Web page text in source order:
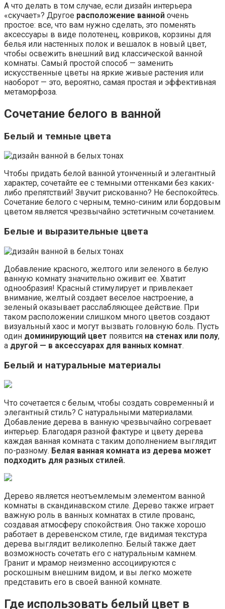
А что делать в том случае, если дизайн интерьера
«скучает»? Другое расположение ванной очень
простое: все, что вам нужно сделать, это поменять
аксессуары в виде полотенец, ковриков, корзины для
белья или настенных полок и вешалок в новый цвет,
чтобы освежить внешний вид классической ванной
комнаты. Самый простой способ — заменить
искусственные цветы на яркие живые растения или
наоборот — это, вероятно, самая простая и эффективная
метаморфоза.
Сочетание белого в ванной
Белый и темные цвета
Чтобы придать белой ванной утонченный и элегантный
характер, сочетайте ее с темными оттенками без каких-
либо препятствий! Звучит рискованно? Не беспокойтесь.
Сочетание белого с черным, темно-синим или бордовым
цветом является чрезвычайно эстетичным сочетанием.
Белые и выразительные цвета
Добавление красного, желтого или зеленого в белую
ванную комнату значительно оживит ее. Хватит
однообразия! Красный стимулирует и привлекает
внимание, желтый создает веселое настроение, а
зеленый оказывает расслабляющее действие. При
таком расположении слишком много цветов создают
визуальный хаос и могут вызвать головную боль. Пусть
один доминирующий цвет появится на стенах или полу,
а другой — в аксессуарах для ванных комнат.
Белый и натуральные материалы
Что сочетается с белым, чтобы создать современный и
элегантный стиль? С натуральными материалами.
Добавление дерева в ванную чрезвычайно согревает
интерьер. Благодаря разной фактуре и цвету дерева
каждая ванная комната с таким дополнением выглядит
по-разному. Белая ванная комната из дерева может
подходить для разных стилей.
Дерево является неотъемлемым элементом ванной
комнаты в скандинавском стиле. Дерево также играет
важную роль в ванных комнатах в стиле прованс,
создавая атмосферу спокойствия. Оно также хорошо
работает в деревенском стиле, где видимая текстура
дерева выглядит великолепно. Белый также дает
возможность сочетать его с натуральным камнем.
Гранит и мрамор неизменно ассоциируются с
роскошным внешним видом, и вы легко можете
представить его в своей ванной комнате.
Где использовать белый цвет в